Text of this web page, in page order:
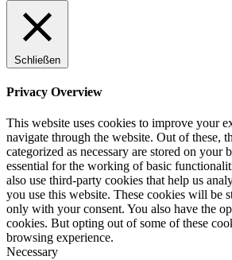
Schließen
Privacy Overview
This website uses cookies to improve your
navigate through the website. Out of these,
categorized as necessary are stored on your
essential for the working of basic
also use third-party cookies that help us
you use this website. These cookies will be
only with your consent. You also have the
cookies. But opting out of some of these
browsing experience.
Necessary